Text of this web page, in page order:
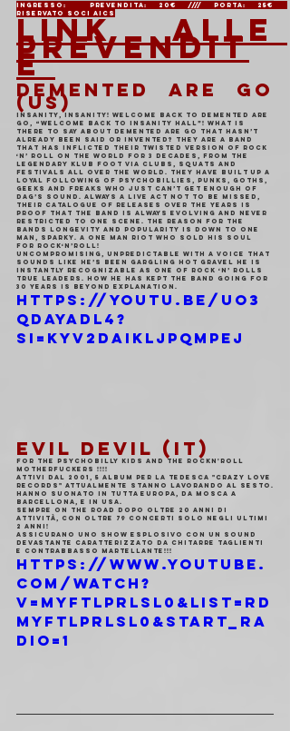
Ingresso:  Prevendita: 20€ //// Porta: 25€
Riservato soci AICS
LINK ALLE
PREVENDIT
E
DEMENTED ARE GO
(US)
Insanity, insanity! Welcome back to DEMENTED ARE
GO, “Welcome Back To Insanity Hall”! What is
there to say about DEMENTED ARE GO that hasn’t
already been said or invented? They are a band
that has inflicted their twisted version of rock
‘n’ roll on the world for 3 decades, from the
legendary Klub Foot via clubs, squats and
festivals all over the world. They have built up a
loyal following of Psychobillies, Punks, Goths,
Geeks and Freaks who just can’t get enough of
DAG’s sound. Always a live act not to be missed,
their catalogue of releases over the years is
proof that the band is always evolving and never
restricted to one scene. The reason for the
bands longevity and popularity is down to one
man, Sparky. A one man riot who sold his soul
for Rock‘n’Roll!
Uncompromising, unpredictable with a voice that
sounds like he’s been gargling hot gravel he is
instantly recognizable as one of rock ‘n’ rolls
true leaders. How he has kept the band going for
30 years is beyond explanation.
https://youtu.be/Uo3
QdAyADl4?
si=KyV2DAIKljPqMpej
EVIL DEVIL (IT)
For the Psychobilly Kids and the Rockn'roll
motherfuckers !!!!
Attivi dal 2001, 5 album per la tedesca "Crazy Love
Records" attualmente stanno lavorando al sesto.
Hanno suonato in tutta Europa, da Mosca a
Barcellona, e in Usa.
Sempre on the road dopo oltre 20 anni di
attività, con oltre 79 concerti solo negli ultimi
2 anni!
Assicurano uno show esplosivo con un sound
devastante caratterizzato da chitarre taglienti
e contrabbasso martellante!!!
https://www.youtube.
com/watch?
v=myfTlPRlSL0&list=RD
myfTlPRlSL0&start_ra
dio=1